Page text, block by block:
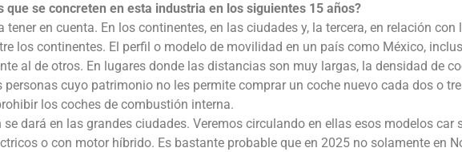
que se concreten en esta industria en los siguientes 15 años?
tener en cuenta. En los continentes, en las ciudades y, la tercera, en relación con
los continentes. El perfil o modelo de movilidad en un país como México,
al de otros. En lugares donde las distancias son muy largas, la densidad de
personas cuyo patrimonio no les permite comprar un coche nuevo cada dos o
los coches de combustión interna.
dará en las grandes ciudades. Veremos circulando en ellas esos modelos car
o con motor híbrido. Es bastante probable que en 2025 no solamente en